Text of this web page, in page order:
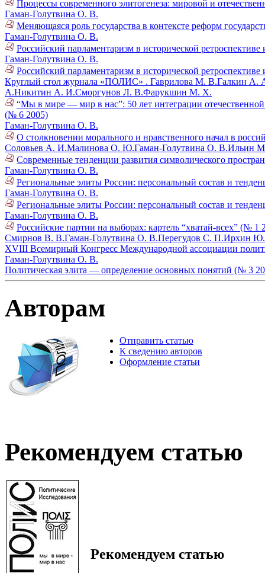
Процессы современного элитогенеза: мировой и
Гаман-Голутвина О. В.
Меняющаяся роль государства в контексте реформ
Гаман-Голутвина О. В.
Российский парламентаризм в исторической
Гаман-Голутвина О. В.
Российский парламентаризм в исторической
Круглый стол журнала «ПОЛИС» . Гаврилова М. В.Галкин А.
А.Никитин А. И.Сморгунов Л. В.Фарукшин М. Х.
“Мы в мире — мир в нас”: 50 лет интеграции
(№ 6 2005)
Гаман-Голутвина О. В.
О столкновении морального и нравственного начал в
Соловьев А. И.Малинова О. Ю.Гаман-Голутвина О. В.Ильин
Современные тенденции развития символического
Гаман-Голутвина О. В.
Региональные элиты России: персональный состав и
Гаман-Голутвина О. В.
Региональные элиты России: персональный состав и
Гаман-Голутвина О. В.
Российские партии на выборах: картель “хватай-всех” (№ 1
Смирнов В. В.Гаман-Голутвина О. В.Перегудов С. П.Ирхин
XVIII Всемирный Конгресс Международной ассоциации
Гаман-Голутвина О. В.
Политическая элита — определение основных понятий (№ 3
Авторам
Отправить статью
К сведению авторов
Оформление статьи
Рекомендуем статью
Рекомендуем статью